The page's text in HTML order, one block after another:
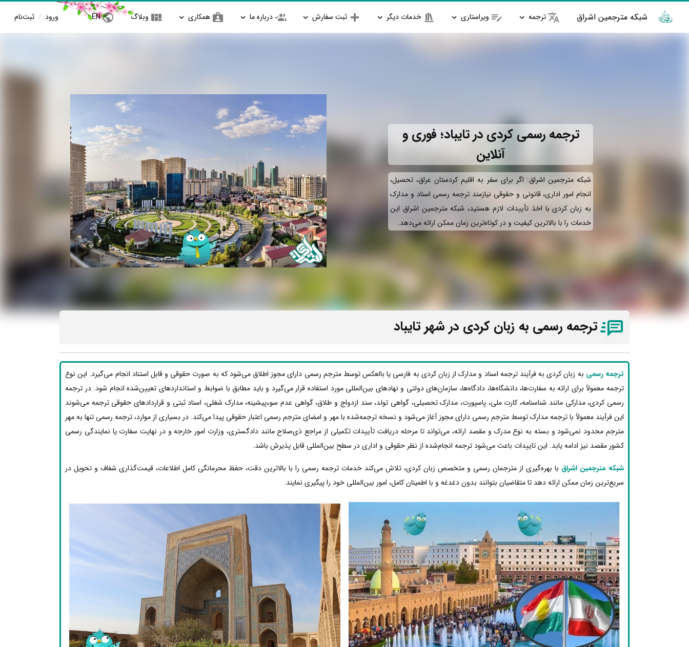
شبکه مترجمین اشراق ترجمه ویراستاری خدمات دیگر ثبت سفارش درباره ما همکاری وبلاگ EN ورود / ثبت‌نام
ترجمه رسمی کردی در تایباد؛ فوری و
آنلاین
شبکه مترجمین اشراق: اگر برای سفر به اقلیم کردستان عراق، تحصیل،
انجام امور اداری، قانونی و حقوقی نیازمند ترجمه رسمی اسناد و مدارک
به زبان کردی با اخذ تأییدات لازم هستید، شبکه مترجمین اشراق این
خدمات را با بالاترین کیفیت و در کوتاه‌ترین زمان ممکن ارائه می‌دهد.
ترجمه رسمی به زبان کردی در شهر تایباد
ترجمه رسمی به زبان کردی به فرآیند ترجمه اسناد و مدارک از زبان کردی به فارسی یا بالعکس توسط مترجم رسمی دارای مجوز اطلاق می‌شود که به صورت حقوقی و قابل استناد انجام می‌گیرد. این نوع
ترجمه معمولاً برای ارائه به سفارت‌ها، دانشگاه‌ها، دادگاه‌ها، سازمان‌های دولتی و نهادهای بین‌المللی مورد استفاده قرار می‌گیرد و باید مطابق با ضوابط و استانداردهای تعیین‌شده انجام شود. در ترجمه
رسمی کردی، مدارکی مانند شناسنامه، کارت ملی، پاسپورت، مدارک تحصیلی، گواهی تولد، سند ازدواج و طلاق، گواهی عدم سوءپیشینه، مدارک شغلی، اسناد ثبتی و قراردادهای حقوقی ترجمه می‌شوند
این فرآیند معمولاً با ترجمه مدارک توسط مترجم رسمی دارای مجوز آغاز می‌شود و نسخه ترجمه‌شده با مهر و امضای مترجم رسمی اعتبار حقوقی پیدا می‌کند. در بسیاری از موارد، ترجمه رسمی تنها به مهر
مترجم محدود نمی‌شود و بسته به نوع مدرک و مقصد ارائه، می‌تواند تا مرحله دریافت تأییدات تکمیلی از مراجع ذی‌صلاح مانند دادگستری، وزارت امور خارجه و در نهایت سفارت یا نمایندگی رسمی
کشور مقصد نیز ادامه یابد. این تاییدات باعث می‌شود ترجمه انجام‌شده از نظر حقوقی و اداری در سطح بین‌المللی قابل پذیرش باشد.
شبکه مترجمین اشراق با بهره‌گیری از مترجمان رسمی و متخصص زبان کردی، تلاش می‌کند خدمات ترجمه رسمی را با بالاترین دقت، حفظ محرمانگی کامل اطلاعات، قیمت‌گذاری شفاف و تحویل در
سریع‌ترین زمان ممکن ارائه دهد تا متقاضیان بتوانند بدون دغدغه و با اطمینان کامل، امور بین‌المللی خود را پیگیری نمایند.